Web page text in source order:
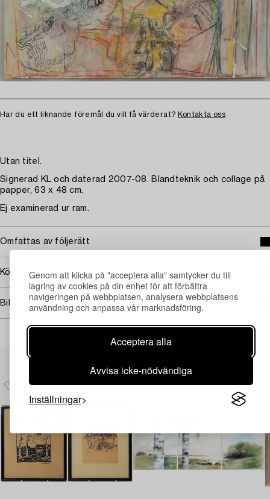
Genom att klicka på "acceptera alla" samtycker du till
lagring av cookies på din enhet för att förbättra
navigeringen på webbplatsen, analysera webbplatsens
användning och anpassa vår marknadsföring.
Acceptera alla
Avvisa icke-nödvändiga
Inställningar
Har du ett liknande föremål du vill få värderat? Kontakta oss
Utan titel.
Signerad KL och daterad 2007-08. Blandteknik och collage på
papper, 63 x 48 cm.
Ej examinerad ur ram.
Omfattas av följerätt
Köpinformation
Bildrättigheter